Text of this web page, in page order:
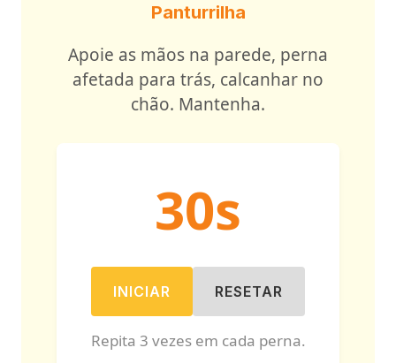
Panturrilha
Apoie as mãos na parede, perna
afetada para trás, calcanhar no
chão. Mantenha.
30s
INICIAR RESETAR
Repita 3 vezes em cada perna.